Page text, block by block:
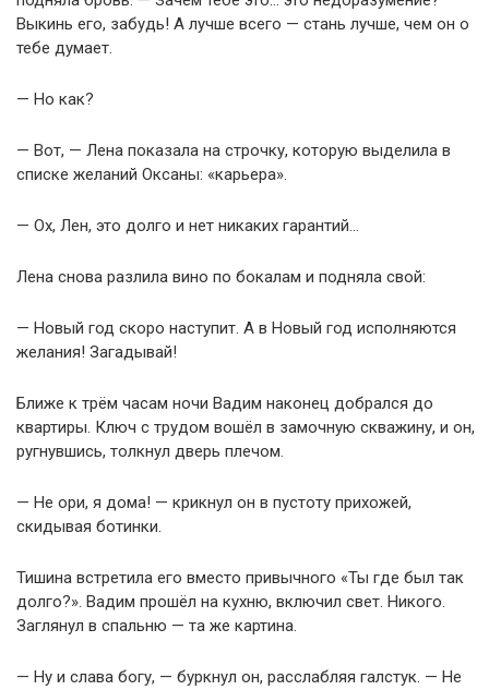
Выкинь его, забудь! А лучше всего — стань лучше, чем он о
тебе думает.
— Но как?
— Вот, — Лена показала на строчку, которую выделила в
списке желаний Оксаны: «карьера».
— Ох, Лен, это долго и нет никаких гарантий…
Лена снова разлила вино по бокалам и подняла свой:
— Новый год скоро наступит. А в Новый год исполняются
желания! Загадывай!
Ближе к трём часам ночи Вадим наконец добрался до
квартиры. Ключ с трудом вошёл в замочную скважину, и он,
ругнувшись, толкнул дверь плечом.
— Не ори, я дома! — крикнул он в пустоту прихожей,
скидывая ботинки.
Тишина встретила его вместо привычного «Ты где был так
долго?». Вадим прошёл на кухню, включил свет. Никого.
Заглянул в спальню — та же картина.
— Ну и слава богу, — буркнул он, расслабляя галстук. — Не